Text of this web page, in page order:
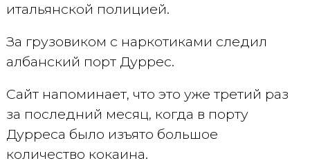
итальянской полицией.
За грузовиком с наркотиками следил
албанский порт Дуррес.
Сайт напоминает, что это уже третий раз
за последний месяц, когда в порту
Дурреса было изъято большое
количество кокаина.